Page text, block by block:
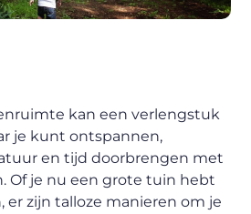
kan een verlengstuk
je kunt ontspannen,
en tijd doorbrengen met
Of je nu een grote tuin hebt
er zijn talloze manieren om je